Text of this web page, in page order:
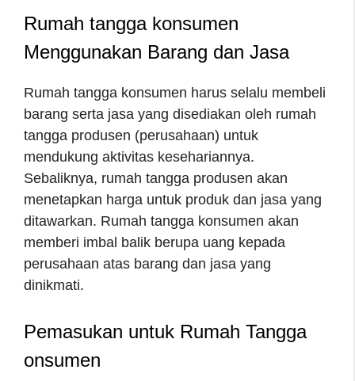
Rumah tangga konsumen
Menggunakan Barang dan Jasa
Rumah tangga konsumen harus selalu membeli
barang serta jasa yang disediakan oleh rumah
tangga produsen (perusahaan) untuk
mendukung aktivitas kesehariannya.
Sebaliknya, rumah tangga produsen akan
menetapkan harga untuk produk dan jasa yang
ditawarkan. Rumah tangga konsumen akan
memberi imbal balik berupa uang kepada
perusahaan atas barang dan jasa yang
dinikmati.
Pemasukan untuk Rumah Tangga
onsumen